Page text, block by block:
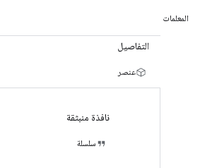
المعلمات
التفاصيل
عنصر
نافذة منبثقة
سلسلة